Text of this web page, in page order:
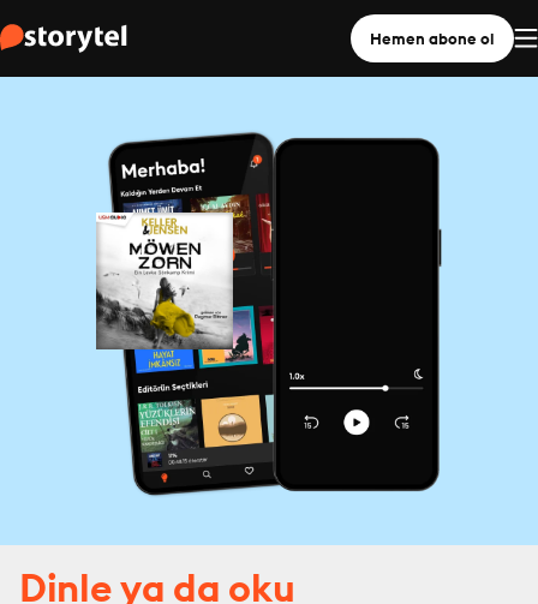
Hemen abone ol
Dinle ya da oku